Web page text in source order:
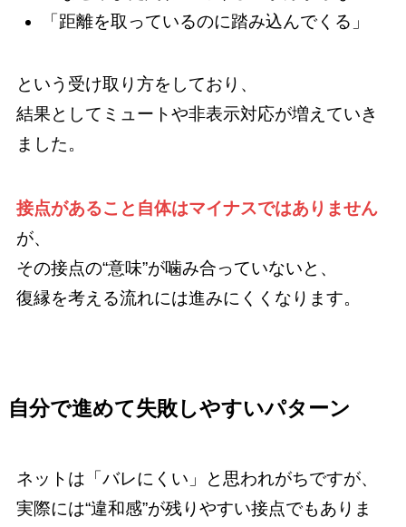
「距離を取っているのに踏み込んでくる」
という受け取り方をしており、
結果としてミュートや非表示対応が増えていき
ました。
接点があること自体はマイナスではありません
が、
その接点の“意味”が噛み合っていないと、
復縁を考える流れには進みにくくなります。
自分で進めて失敗しやすいパターン
ネットは「バレにくい」と思われがちですが、
実際には“違和感”が残りやすい接点でもありま